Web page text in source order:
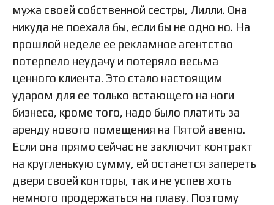
мужа своей собственной сестры, Лилли. Она
никуда не поехала бы, если бы не одно но. На
прошлой неделе ее рекламное агентство
потерпело неудачу и потеряло весьма
ценного клиента. Это стало настоящим
ударом для ее только встающего на ноги
бизнеса, кроме того, надо было платить за
аренду нового помещения на Пятой авеню.
Если она прямо сейчас не заключит контракт
на кругленькую сумму, ей останется запереть
двери своей конторы, так и не успев хоть
немного продержаться на плаву. Поэтому